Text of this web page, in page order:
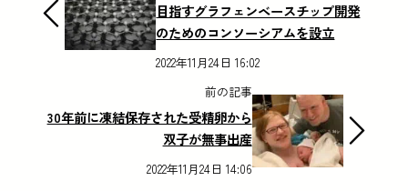
目指すグラフェンベースチップ開発
のためのコンソーシアムを設立
2022年11月24日 16:02
前の記事
30年前に凍結保存された受精卵から
双子が無事出産
2022年11月24日 14:06